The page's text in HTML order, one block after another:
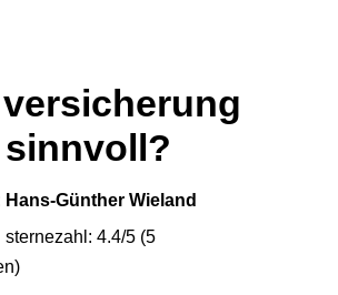
Günther Wieland
sternezahl: 4.4/5 (5
)